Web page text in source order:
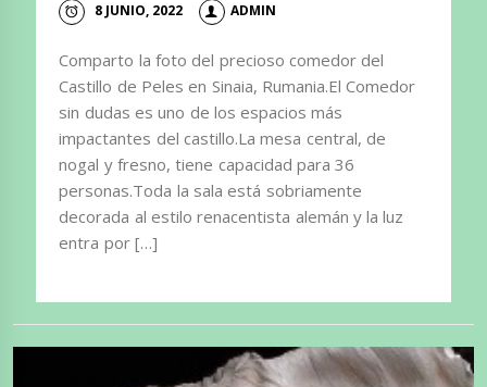
8 JUNIO, 2022 ADMIN
Comparto la foto del precioso comedor del
Castillo de Peles en Sinaia, Rumania.El Comedor
sin dudas es uno de los espacios más
impactantes del castillo.La mesa central, de
nogal y fresno, tiene capacidad para 36
personas.Toda la sala está sobriamente
decorada al estilo renacentista alemán y la luz
entra por […]